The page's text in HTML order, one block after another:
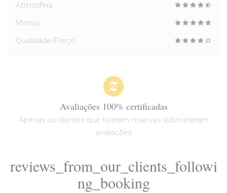
reviews_from_our_clients_followi
ng_booking
Atmosfera
Menus
Qualidade/Preço
Avaliações 100% certificadas
Apenas os clientes que fizeram reservas submeteram
avaliações